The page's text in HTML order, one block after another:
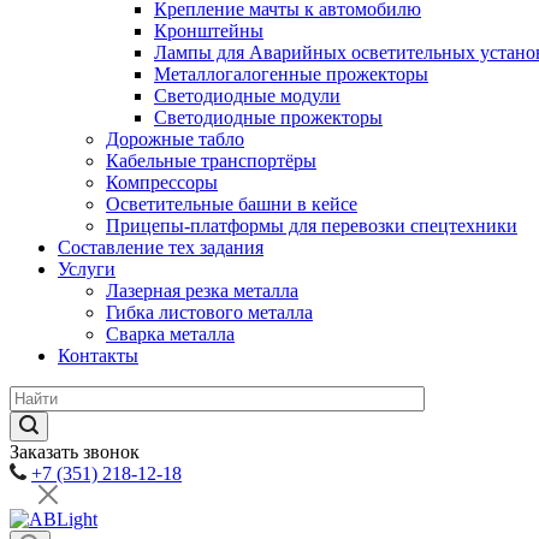
Крепление мачты к автомобилю
Кронштейны
Лампы для Аварийных осветительных
Металлогалогенные прожекторы
Светодиодные модули
Светодиодные прожекторы
Дорожные табло
Кабельные транспортёры
Компрессоры
Осветительные башни в кейсе
Прицепы-платформы для перевозки спецтехники
Составление тех задания
Услуги
Лазерная резка металла
Гибка листового металла
Сварка металла
Контакты
Заказать звонок
+7 (351) 218-12-18